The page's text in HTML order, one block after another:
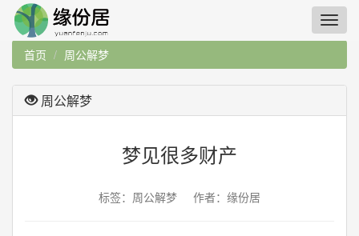
首页 周公解梦
周公解梦
梦见很多财产
标签：周公解梦 作者：缘份居